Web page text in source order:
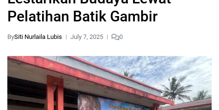
Pelatihan Batik Gambir
BySiti Nurlaila Lubis July 7, 2025 0